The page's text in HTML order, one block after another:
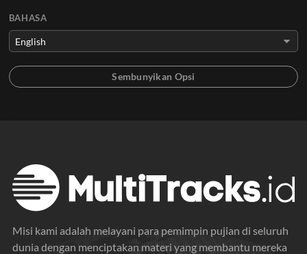
BAHASA
Misi kami adalah melayani para pemimpin pujian di seluruh
dunia dengan menciptakan materi yang membantu mereka